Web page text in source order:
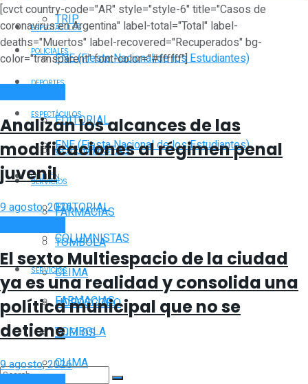
ESPECTÁCULOS
FNE (Fiesta Nacional de los Estudiantes)
EDITORIAL
COLUMNISTAS
SERVICIOS
FARMACIAS
TOMBOLA
CLIMA
HORÓSCOPO
VUELOS
TRIP
POLICIALES
DEPORTES
ESPECTÁCULOS
FNE (Fiesta Nacional de los Estudiantes)
OPINIÓN
EDITORIAL
COLUMNISTAS
SERVICIOS
FARMACIAS
TOMBOLA
CLIMA
[cvct country-code="AR" style="style-6" title="Casos de
coronavirus en Argentina" label-total="Total" label-
deaths="Muertos" label-recovered="Recuperados" bg-
color="transparent" font-color="#ffffff"]
Analizan los alcances de las
modificaciones al régimen penal
juvenil
9 agosto, 2026
El sexto Multiespacio de la ciudad
ya es una realidad y consolida una
política municipal que no se
detiene
9 agosto, 2026